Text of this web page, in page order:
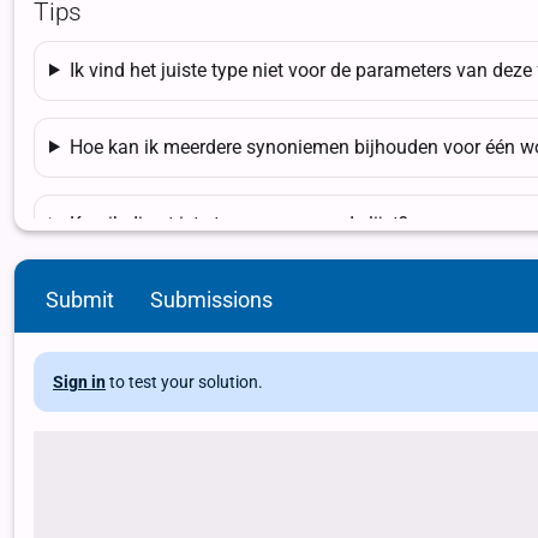
Submit Submissions
Sign in to test your solution.